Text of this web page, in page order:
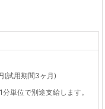
(試用期間3ヶ月)
単位で別途支給します。